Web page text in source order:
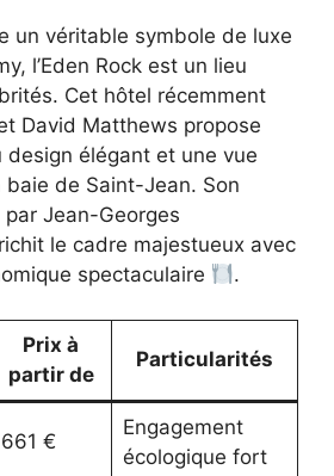
un véritable symbole de luxe
l’Eden Rock est un lieu
Cet hôtel récemment
David Matthews propose
design élégant et une vue
baie de Saint-Jean. Son
Jean-Georges
le cadre majestueux avec
spectaculaire
.
Prix à
partir de
Particularités
661 €
Engagement
écologique fort